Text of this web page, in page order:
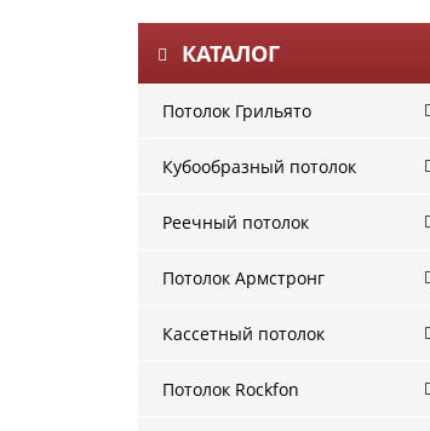
КАТАЛОГ
Потолок Грильято
Кубообразный потолок
Реечный потолок
Потолок Армстронг
Кассетный потолок
Потолок Rockfon